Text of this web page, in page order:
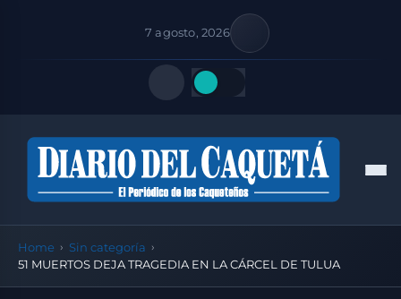
7 agosto, 2026
Quick Links
Menu
Home
Sin categoría
51 MUERTOS DEJA TRAGEDIA EN LA CÁRCEL DE TULUA